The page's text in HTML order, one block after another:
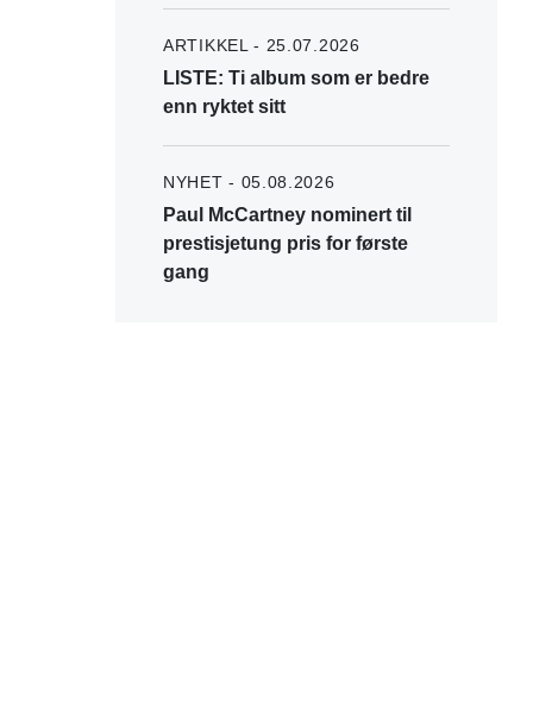
ARTIKKEL - 25.07.2026
LISTE: Ti album som er bedre
enn ryktet sitt
NYHET - 05.08.2026
Paul McCartney nominert til
prestisjetung pris for første
gang